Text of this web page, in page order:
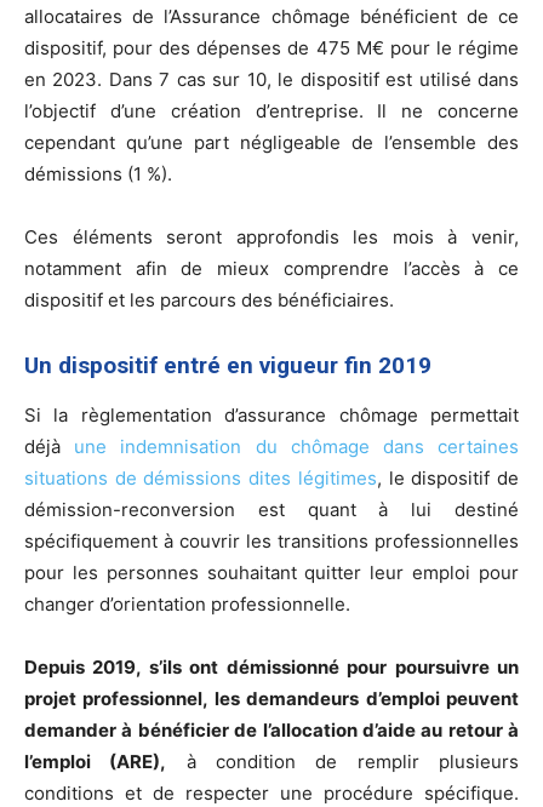
allocataires de l’Assurance chômage bénéficient de ce
dispositif, pour des dépenses de 475 M€ pour le régime
en 2023. Dans 7 cas sur 10, le dispositif est utilisé dans
l’objectif d’une création d’entreprise. Il ne concerne
cependant qu’une part négligeable de l’ensemble des
démissions (1 %).
Ces éléments seront approfondis les mois à venir,
notamment afin de mieux comprendre l’accès à ce
dispositif et les parcours des bénéficiaires.
Un dispositif entré en vigueur fin 2019
Si la règlementation d’assurance chômage permettait
déjà une indemnisation du chômage dans certaines
situations de démissions dites légitimes, le dispositif de
démission-reconversion est quant à lui destiné
spécifiquement à couvrir les transitions professionnelles
pour les personnes souhaitant quitter leur emploi pour
changer d’orientation professionnelle.
Depuis 2019, s’ils ont démissionné pour poursuivre un
projet professionnel, les demandeurs d’emploi peuvent
demander à bénéficier de l’allocation d’aide au retour à
l’emploi (ARE), à condition de remplir plusieurs
conditions et de respecter une procédure spécifique.